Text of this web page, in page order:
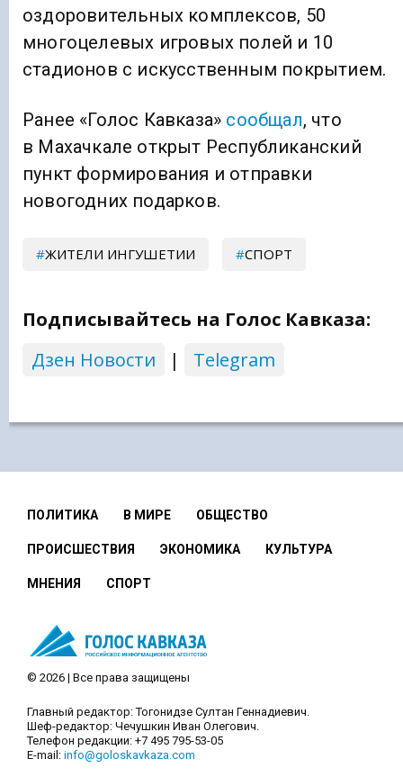
оздоровительных комплексов, 50
многоцелевых игровых полей и 10
стадионов с искусственным покрытием.
Ранее «Голос Кавказа» сообщал, что
в Махачкале открыт Республиканский
пункт формирования и отправки
новогодних подарков.
ЖИТЕЛИ ИНГУШЕТИИ СПОРТ
Подписывайтесь на Голос Кавказа:
Дзен Новости
| Telegram
ПОЛИТИКА В МИРЕ ОБЩЕСТВО
ПРОИСШЕСТВИЯ ЭКОНОМИКА КУЛЬТУРА
МНЕНИЯ СПОРТ
© 2026 | Все права защищены
Главный редактор: Тогонидзе Султан Геннадиевич.
Шеф-редактор: Чечушкин Иван Олегович.
Телефон редакции: +7 495 795-53-05
E-mail: info@goloskavkaza.com